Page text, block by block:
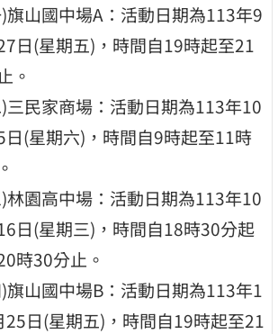
旗山國中場A：活動日期為113年9
日(星期五)，時間自19時起至21
。
三民家商場：活動日期為113年10
日(星期六)，時間自9時起至11時
林園高中場：活動日期為113年10
日(星期三)，時間自18時30分起
時30分止。
旗山國中場B：活動日期為113年1
25日(星期五)，時間自19時起至21